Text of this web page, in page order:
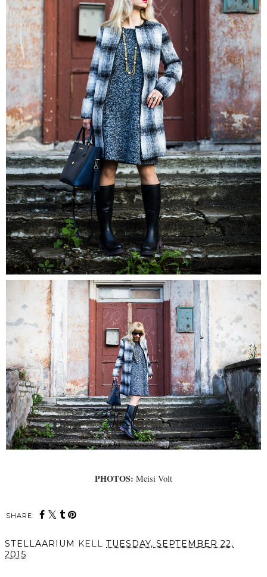
PHOTOS: Meisi Volt
SHARE:
STELLAARIUM KELL TUESDAY, SEPTEMBER 22,
2015